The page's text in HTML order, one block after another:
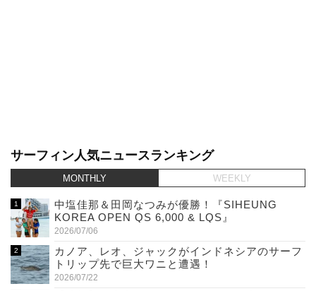
サーフィン人気ニュースランキング
MONTHLY WEEKLY
中塩佳那＆田岡なつみが優勝！『SIHEUNG
KOREA OPEN QS 6,000 & LQS』
2026/07/06
カノア、レオ、ジャックがインドネシアのサーフ
トリップ先で巨大ワニと遭遇！
2026/07/22